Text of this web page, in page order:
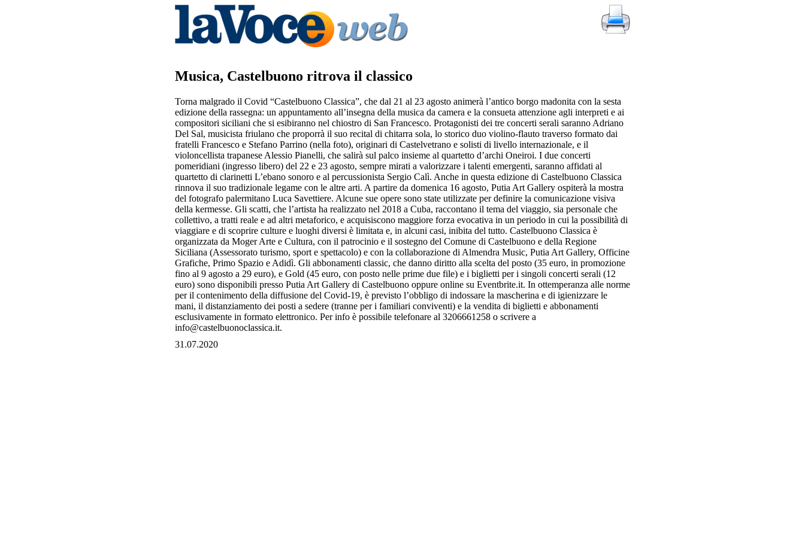
Musica, Castelbuono ritrova il classico
Torna malgrado il Covid “Castelbuono Classica”, che dal 21 al 23 agosto animerà l’antico borgo madonita con la sesta
edizione della rassegna: un appuntamento all’insegna della musica da camera e la consueta attenzione agli interpreti e ai
compositori siciliani che si esibiranno nel chiostro di San Francesco. Protagonisti dei tre concerti serali saranno Adriano
Del Sal, musicista friulano che proporrà il suo recital di chitarra sola, lo storico duo violino-flauto traverso formato dai
fratelli Francesco e Stefano Parrino (nella foto), originari di Castelvetrano e solisti di livello internazionale, e il
violoncellista trapanese Alessio Pianelli, che salirà sul palco insieme al quartetto d’archi Oneiroi. I due concerti
pomeridiani (ingresso libero) del 22 e 23 agosto, sempre mirati a valorizzare i talenti emergenti, saranno affidati al
quartetto di clarinetti L’ebano sonoro e al percussionista Sergio Calì. Anche in questa edizione di Castelbuono Classica
rinnova il suo tradizionale legame con le altre arti. A partire da domenica 16 agosto, Putia Art Gallery ospiterà la mostra
del fotografo palermitano Luca Savettiere. Alcune sue opere sono state utilizzate per definire la comunicazione visiva
della kermesse. Gli scatti, che l’artista ha realizzato nel 2018 a Cuba, raccontano il tema del viaggio, sia personale che
collettivo, a tratti reale e ad altri metaforico, e acquisiscono maggiore forza evocativa in un periodo in cui la possibilità di
viaggiare e di scoprire culture e luoghi diversi è limitata e, in alcuni casi, inibita del tutto. Castelbuono Classica è
organizzata da Moger Arte e Cultura, con il patrocinio e il sostegno del Comune di Castelbuono e della Regione
Siciliana (Assessorato turismo, sport e spettacolo) e con la collaborazione di Almendra Music, Putia Art Gallery, Officine
Grafiche, Primo Spazio e Adidì. Gli abbonamenti classic, che danno diritto alla scelta del posto (35 euro, in promozione
fino al 9 agosto a 29 euro), e Gold (45 euro, con posto nelle prime due file) e i biglietti per i singoli concerti serali (12
euro) sono disponibili presso Putia Art Gallery di Castelbuono oppure online su Eventbrite.it. In ottemperanza alle norme
per il contenimento della diffusione del Covid-19, è previsto l’obbligo di indossare la mascherina e di igienizzare le
mani, il distanziamento dei posti a sedere (tranne per i familiari conviventi) e la vendita di biglietti e abbonamenti
esclusivamente in formato elettronico. Per info è possibile telefonare al 3206661258 o scrivere a
info@castelbuonoclassica.it.
31.07.2020